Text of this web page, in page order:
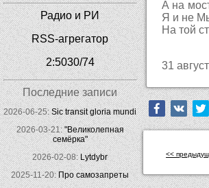
А на
Я и не
На той
31
<<
Радио и РИ
RSS-агрегатор
2:5030/74
Последние записи
2026-06-25:Sic transit gloria mundi
2026-03-21:"Великолепная
семёрка"
2026-02-08:Lytdybr
2025-11-20:Про самозапреты